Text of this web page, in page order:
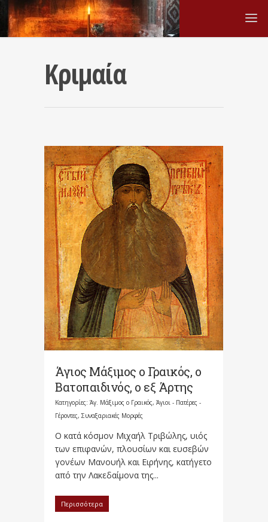
Κριμαία
Άγιος Μάξιμος ο Γραικός, ο
Βατοπαιδινός, ο εξ Άρτης
Κατηγορίες: Άγ. Μάξιμος ο Γραικός, Άγιοι - Πατέρες -
Γέροντες, Συναξαριακές Μορφές
Ο κατά κόσμον Μιχαήλ Τριβώλης, υιός
των επιφανών, πλουσίων και ευσεβών
γονέων Μανουήλ και Ειρήνης, κατήγετο
από την Λακεδαίμονα της...
Περισσότερα